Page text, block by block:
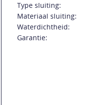
Type sluiting:
Materiaal sluiting:
Waterdichtheid:
Garantie: